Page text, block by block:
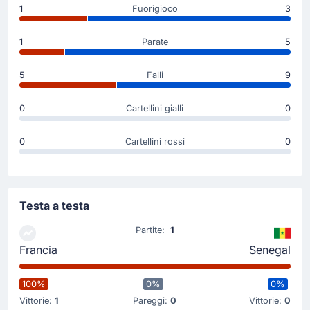
Inizio della partita
1 Fuorigioco 3
1 Parate 5
5 Falli 9
0 Cartellini gialli 0
0 Cartellini rossi 0
Testa a testa
Francia
Partite: 1
Senegal
100%
Vittorie: 1
0%
Pareggi:0
0%
Vittorie: 0